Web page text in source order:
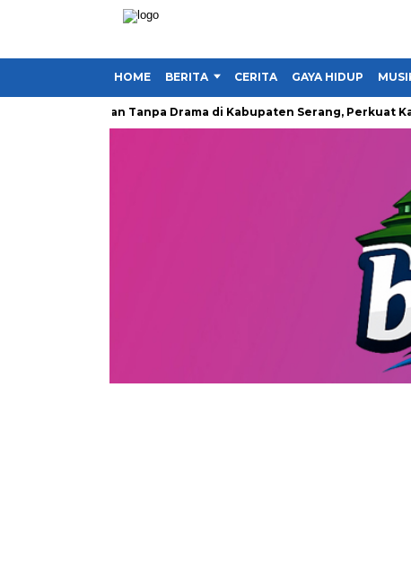
HOME BERITA CERITA GAYA HIDUP
Makan Tanpa Drama di Kabupaten Serang, Perkuat